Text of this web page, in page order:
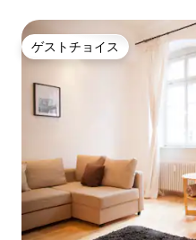
ゲストチョイス
ゲストチョイス